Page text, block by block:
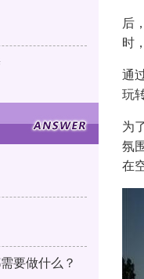
要做什么？
后
时
通
玩
为
氛
在